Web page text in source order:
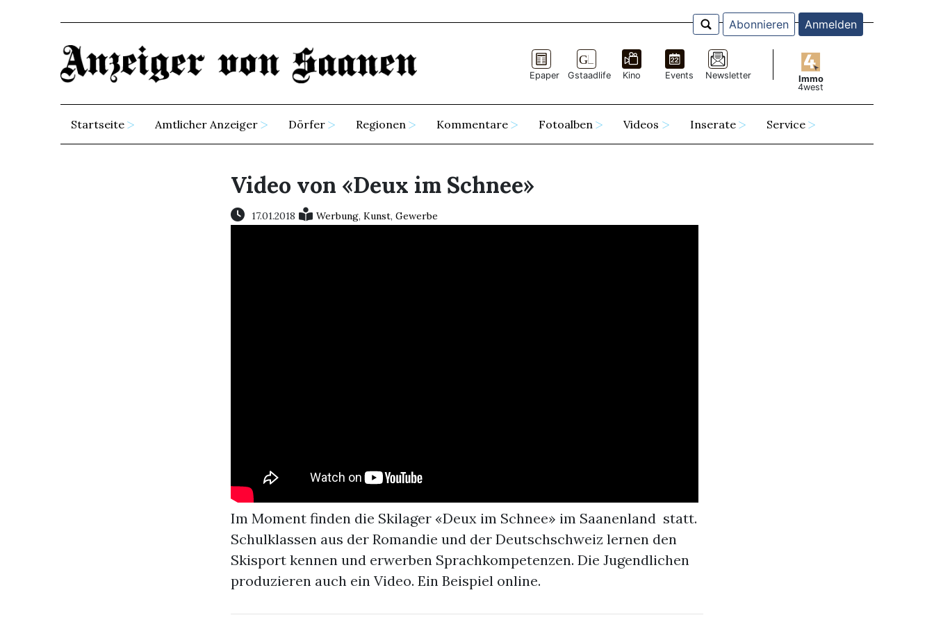
Abonnieren Anmelden
Epaper Gstaadlife Kino Events Newsletter
Immo
4west
Startseite Amtlicher Anzeiger Dörfer Regionen Kommentare Fotoalben Videos Inserate Service
Video von «Deux im Schnee»
17.01.2018 Werbung, Kunst, Gewerbe
Im Moment finden die Skilager «Deux im Schnee» im Saanenland statt.
Schulklassen aus der Romandie und der Deutschschweiz lernen den
Skisport kennen und erwerben Sprachkompetenzen. Die Jugendlichen
produzieren auch ein Video. Ein Beispiel online.